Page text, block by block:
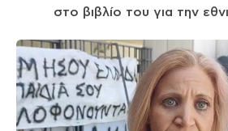
στο βιβλίο του για την